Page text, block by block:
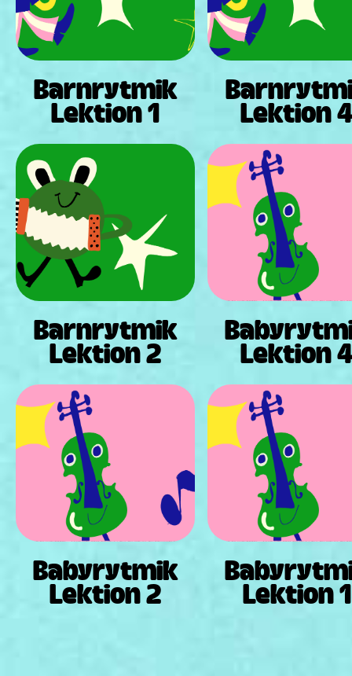
Barnrytmik
Lektion 1 Lektion
Barnrytmik
Lektion 2 Lektion
Babyrytmik
Lektion 2 Lektion 1